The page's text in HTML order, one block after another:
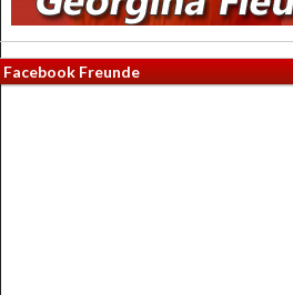
Facebook Freunde